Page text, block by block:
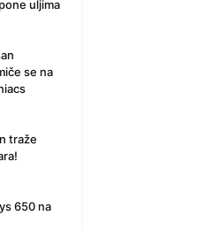
uljima
se na
traže
650 na